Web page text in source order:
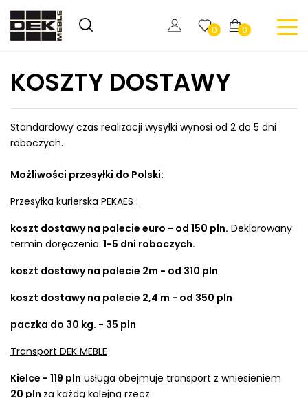
0 0
KOSZTY DOSTAWY
Standardowy czas realizacji wysyłki wynosi od 2 do 5 dni
roboczych.
Możliwości przesyłki do Polski:
Przesyłka kurierska PEKAES :
koszt dostawy na palecie euro - od 150 pln. Deklarowany
termin doręczenia: 1-5 dni roboczych.
koszt dostawy na palecie 2m - od 310 pln
koszt dostawy na palecie 2,4 m - od 350 pln
paczka do 30 kg. - 35 pln
Transport DEK MEBLE
Kielce - 119 pln usługa obejmuje transport z wniesieniem
20 pln za każdą kolejną rzecz